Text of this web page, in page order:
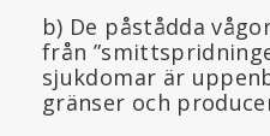
b) De påstådda
från
sjukdomar är
gränser och